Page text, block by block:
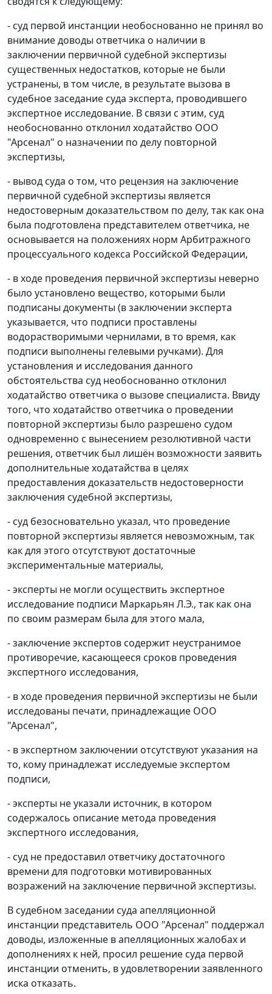
- суд первой инстанции необоснованно не принял во
внимание доводы ответчика о наличии в
заключении первичной судебной экспертизы
существенных недостатков, которые не были
устранены, в том числе, в результате вызова в
судебное заседание суда эксперта, проводившего
экспертное исследование. В связи с этим, суд
необоснованно отклонил ходатайство ООО
"Арсенал" о назначении по делу повторной
экспертизы,
- вывод суда о том, что рецензия на заключение
первичной судебной экспертизы является
недостоверным доказательством по делу, так как она
была подготовлена представителем ответчика, не
основывается на положениях норм Арбитражного
процессуального кодекса Российской Федерации,
- в ходе проведения первичной экспертизы неверно
было установлено вещество, которыми были
подписаны документы (в заключении эксперта
указывается, что подписи проставлены
водорастворимыми чернилами, в то время, как
подписи выполнены гелевыми ручками). Для
установления и исследования данного
обстоятельства суд необоснованно отклонил
ходатайство ответчика о вызове специалиста. Ввиду
того, что ходатайство ответчика о проведении
повторной экспертизы было разрешено судом
одновременно с вынесением резолютивной части
решения, ответчик был лишён возможности заявить
дополнительные ходатайства в целях
предоставления доказательств недостоверности
заключения судебной экспертизы,
- суд безосновательно указал, что проведение
повторной экспертизы является невозможным, так
как для этого отсутствуют достаточные
экспериментальные материалы,
- эксперты не могли осуществить экспертное
исследование подписи Маркарьян Л.Э., так как она
по своим размерам была для этого мала,
- заключение экспертов содержит неустранимое
противоречие, касающееся сроков проведения
экспертного исследования,
- в ходе проведения первичной экспертизы не были
исследованы печати, принадлежащие ООО
"Арсенал",
- в экспертном заключении отсутствуют указания на
то, кому принадлежат исследуемые экспертом
подписи,
- эксперты не указали источник, в котором
содержалось описание метода проведения
экспертного исследования,
- суд не предоставил ответчику достаточного
времени для подготовки мотивированных
возражений на заключение первичной экспертизы.
В судебном заседании суда апелляционной
инстанции представитель ООО "Арсенал" поддержал
доводы, изложенные в апелляционных жалобах и
дополнениях к ней, просил решение суда первой
инстанции отменить, в удовлетворении заявленного
иска отказать.